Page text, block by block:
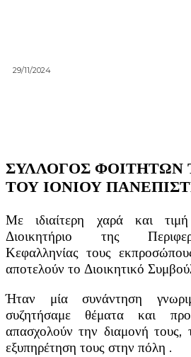
29/11/2024
ΣΥΛΛΟΓΟΣ ΦΟΙΤΗΤΩΝ
ΤΟΥ ΙΟΝΙΟΥ
Με ιδιαίτερη χαρά και
Διοικητήριο της
Κεφαλληνίας τους
αποτελούν το Διοικητικό
Ήταν μία συνάντηση
συζητήσαμε θέματα και
απασχολούν την διαμονή τους,
εξυπηρέτηση τους στην πόλη .